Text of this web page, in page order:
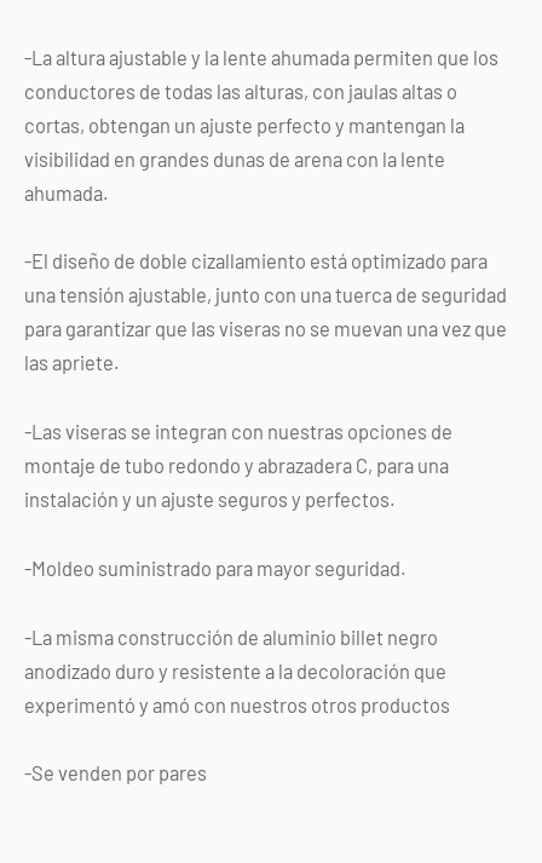
-La altura ajustable y la lente ahumada permiten que los
conductores de todas las alturas, con jaulas altas o
cortas, obtengan un ajuste perfecto y mantengan la
visibilidad en grandes dunas de arena con la lente
ahumada.
-El diseño de doble cizallamiento está optimizado para
una tensión ajustable, junto con una tuerca de seguridad
para garantizar que las viseras no se muevan una vez que
las apriete.
-Las viseras se integran con nuestras opciones de
montaje de tubo redondo y abrazadera C, para una
instalación y un ajuste seguros y perfectos.
-Moldeo suministrado para mayor seguridad.
-La misma construcción de aluminio billet negro
anodizado duro y resistente a la decoloración que
experimentó y amó con nuestros otros productos
-Se venden por pares